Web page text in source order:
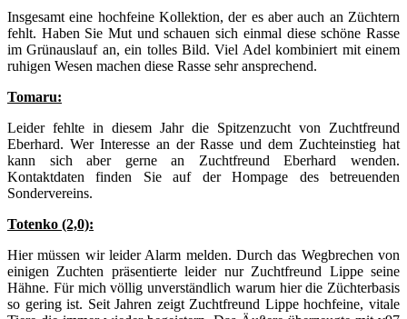
Insgesamt eine hochfeine Kollektion, der es aber auch an Züchtern
fehlt. Haben Sie Mut und schauen sich einmal diese schöne Rasse
im Grünauslauf an, ein tolles Bild. Viel Adel kombiniert mit einem
ruhigen Wesen machen diese Rasse sehr ansprechend.
Tomaru:
Leider fehlte in diesem Jahr die Spitzenzucht von Zuchtfreund
Eberhard. Wer Interesse an der Rasse und dem Zuchteinstieg hat
kann sich aber gerne an Zuchtfreund Eberhard wenden.
Kontaktdaten finden Sie auf der Hompage des betreuenden
Sondervereins.
Totenko (2,0):
Hier müssen wir leider Alarm melden. Durch das Wegbrechen von
einigen Zuchten präsentierte leider nur Zuchtfreund Lippe seine
Hähne. Für mich völlig unverständlich warum hier die Züchterbasis
so gering ist. Seit Jahren zeigt Zuchtfreund Lippe hochfeine, vitale